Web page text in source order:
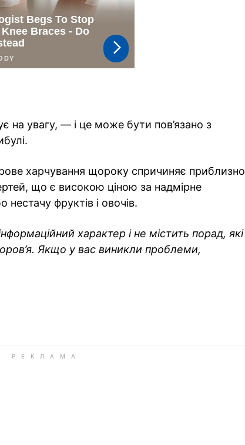
на увагу, — і це може бути пов’язано з
харчування щороку спричиняє приблизно
що є високою ціною за надмірне
фруктів і овочів.
характер і не містить порад, які
Якщо у вас виникли проблеми,
Viber
у Whatsapp
у Messenger
у LinkedIn
у Google news
у Viber
у LinkedIn